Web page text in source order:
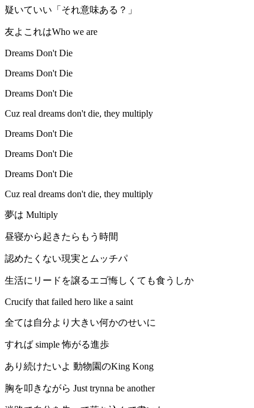
疑いていい「それ意味ある？」
友よこれはWho we are
Dreams Don't Die
Dreams Don't Die
Dreams Don't Die
Cuz real dreams don't die, they multiply
Dreams Don't Die
Dreams Don't Die
Dreams Don't Die
Cuz real dreams don't die, they multiply
夢は Multiply
昼寝から起きたらもう時間
認めたくない現実とムッチパ
生活にリードを譲るエゴ悔しくても食うしか
Crucify that failed hero like a saint
全ては自分より大きい何かのせいに
すれば simple 怖がる進歩
あり続けたいよ 動物園のKing Kong
胸を叩きながら Just trynna be another